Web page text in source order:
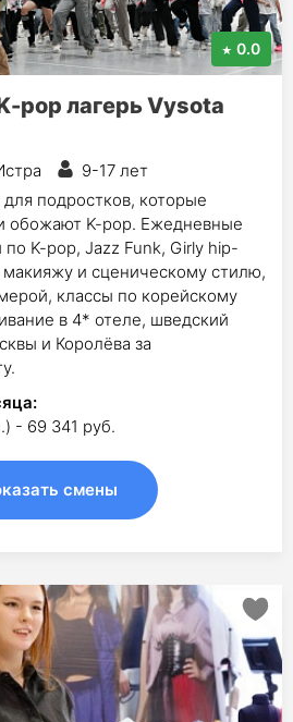
0.0
pop лагерь Vysota
9-17 лет
подростков, которые
обожают K-pop. Ежедневные
K-pop, Jazz Funk, Girly hip-
и сценическому стилю,
классы по корейскому
в 4* отеле, шведский
и Королёва за
- 69 341 руб.
смены